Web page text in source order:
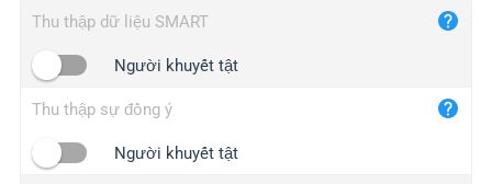
maper.info
2no.co
yip.su
iplogger.info
Thu thập dữ liệu SMART
Người khuyết tật
Thu thập sự đồng ý
Người khuyết tật